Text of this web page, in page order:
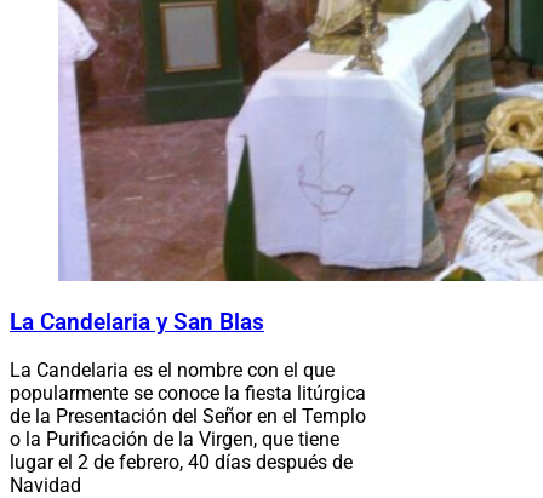
La Candelaria y San Blas
La Candelaria es el nombre con el que
popularmente se conoce la fiesta litúrgica
de la Presentación del Señor en el Templo
o la Purificación de la Virgen, que tiene
lugar el 2 de febrero, 40 días después de
Navidad